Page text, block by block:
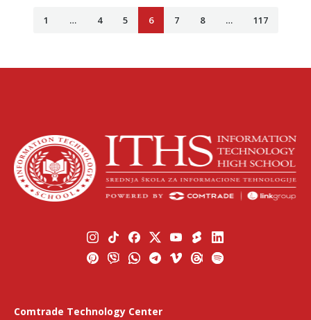
1 … 4 5 6 7 8 … 117
Comtrade Technology Center